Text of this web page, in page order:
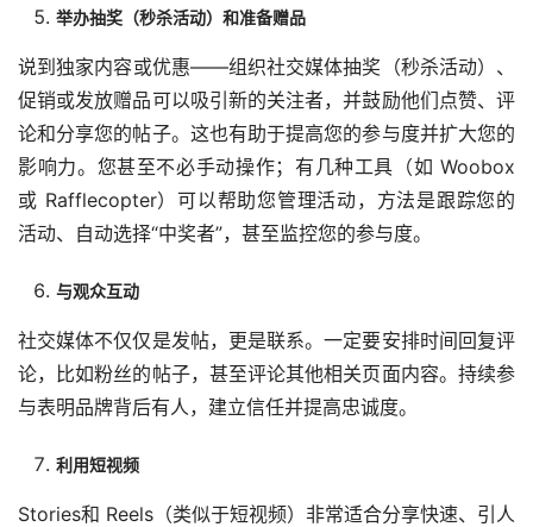
举办抽奖（秒杀活动）和准备赠品
说到独家内容或优惠——组织社交媒体抽奖（秒杀活动）、
促销或发放赠品可以吸引新的关注者，并鼓励他们点赞、评
论和分享您的帖子。这也有助于提高您的参与度并扩大您的
影响力。您甚至不必手动操作；有几种工具（如 Woobox
或 Rafflecopter）可以帮助您管理活动，方法是跟踪您的
活动、自动选择“中奖者”，甚至监控您的参与度。
与观众互动
社交媒体不仅仅是发帖，更是联系。一定要安排时间回复评
论，比如粉丝的帖子，甚至评论其他相关页面内容。持续参
与表明品牌背后有人，建立信任并提高忠诚度。
利用短视频
Stories和 Reels（类似于短视频）非常适合分享快速、引人